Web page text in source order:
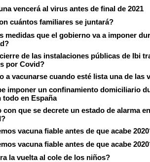
vencerá al virus antes de final de 2021
cuántos familiares se juntará?
medidas que el gobierno va a imponer
de las instalaciones públicas de Ibi
por Covid?
a vacunarse cuando esté lista una de las
imponer un confinamiento domiciliario
todo en España
con que se decrete un estado de alarma
vacuna fiable antes de que acabe
vacuna fiable antes de que acabe
la vuelta al cole de los niños?